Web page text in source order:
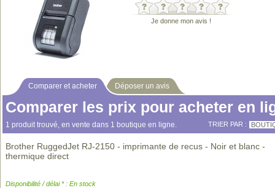
Je donne mon avis !
Comparer et acheter Déposer un avis
Comparer les prix pour acheter en
1 produit trouvé, en vente dans 1 boutique en ligne. TRIER PAR :
Brother RuggedJet RJ-2150 - imprimante de recus - Noir et blanc -
thermique direct
Disponibilité / délai * : En stock